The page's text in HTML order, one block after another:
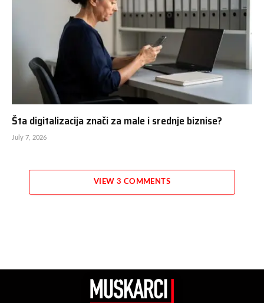
Šta digitalizacija znači za male i srednje biznise?
July 7, 2026
VIEW 3 COMMENTS